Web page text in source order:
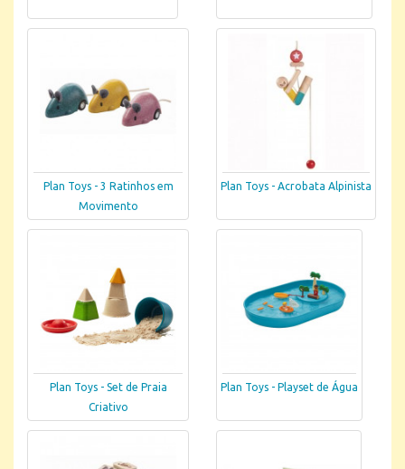
Plan Toys - 3 Ratinhos em
Movimento
Plan Toys - Acrobata Alpinista
Plan Toys - Set de Praia
Criativo
Plan Toys - Playset de Água